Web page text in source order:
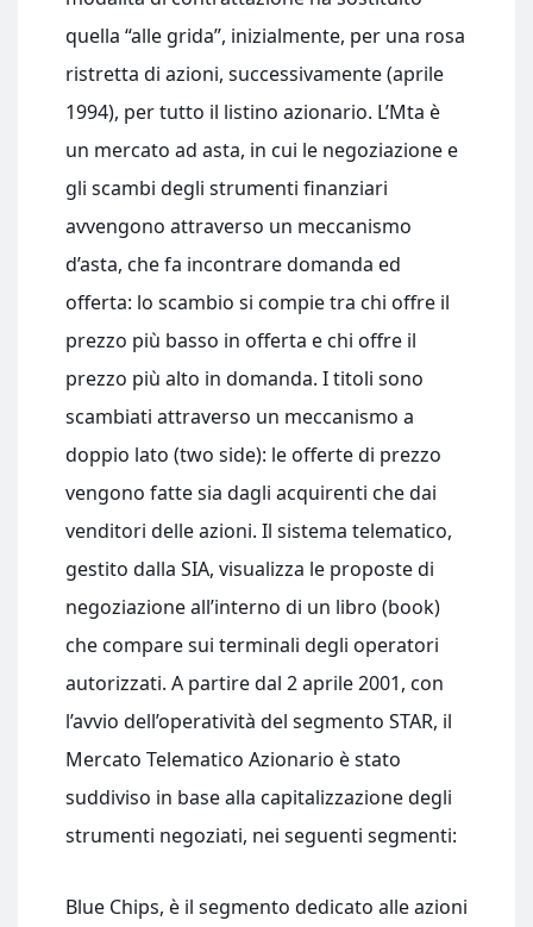
quella “alle grida”, inizialmente, per una rosa
ristretta di azioni, successivamente (aprile
1994), per tutto il listino azionario. L’Mta è
un mercato ad asta, in cui le negoziazione e
gli scambi degli strumenti finanziari
avvengono attraverso un meccanismo
d’asta, che fa incontrare domanda ed
offerta: lo scambio si compie tra chi offre il
prezzo più basso in offerta e chi offre il
prezzo più alto in domanda. I titoli sono
scambiati attraverso un meccanismo a
doppio lato (two side): le offerte di prezzo
vengono fatte sia dagli acquirenti che dai
venditori delle azioni. Il sistema telematico,
gestito dalla SIA, visualizza le proposte di
negoziazione all’interno di un libro (book)
che compare sui terminali degli operatori
autorizzati. A partire dal 2 aprile 2001, con
l’avvio dell’operatività del segmento STAR, il
Mercato Telematico Azionario è stato
suddiviso in base alla capitalizzazione degli
strumenti negoziati, nei seguenti segmenti:
Blue Chips, è il segmento dedicato alle azioni